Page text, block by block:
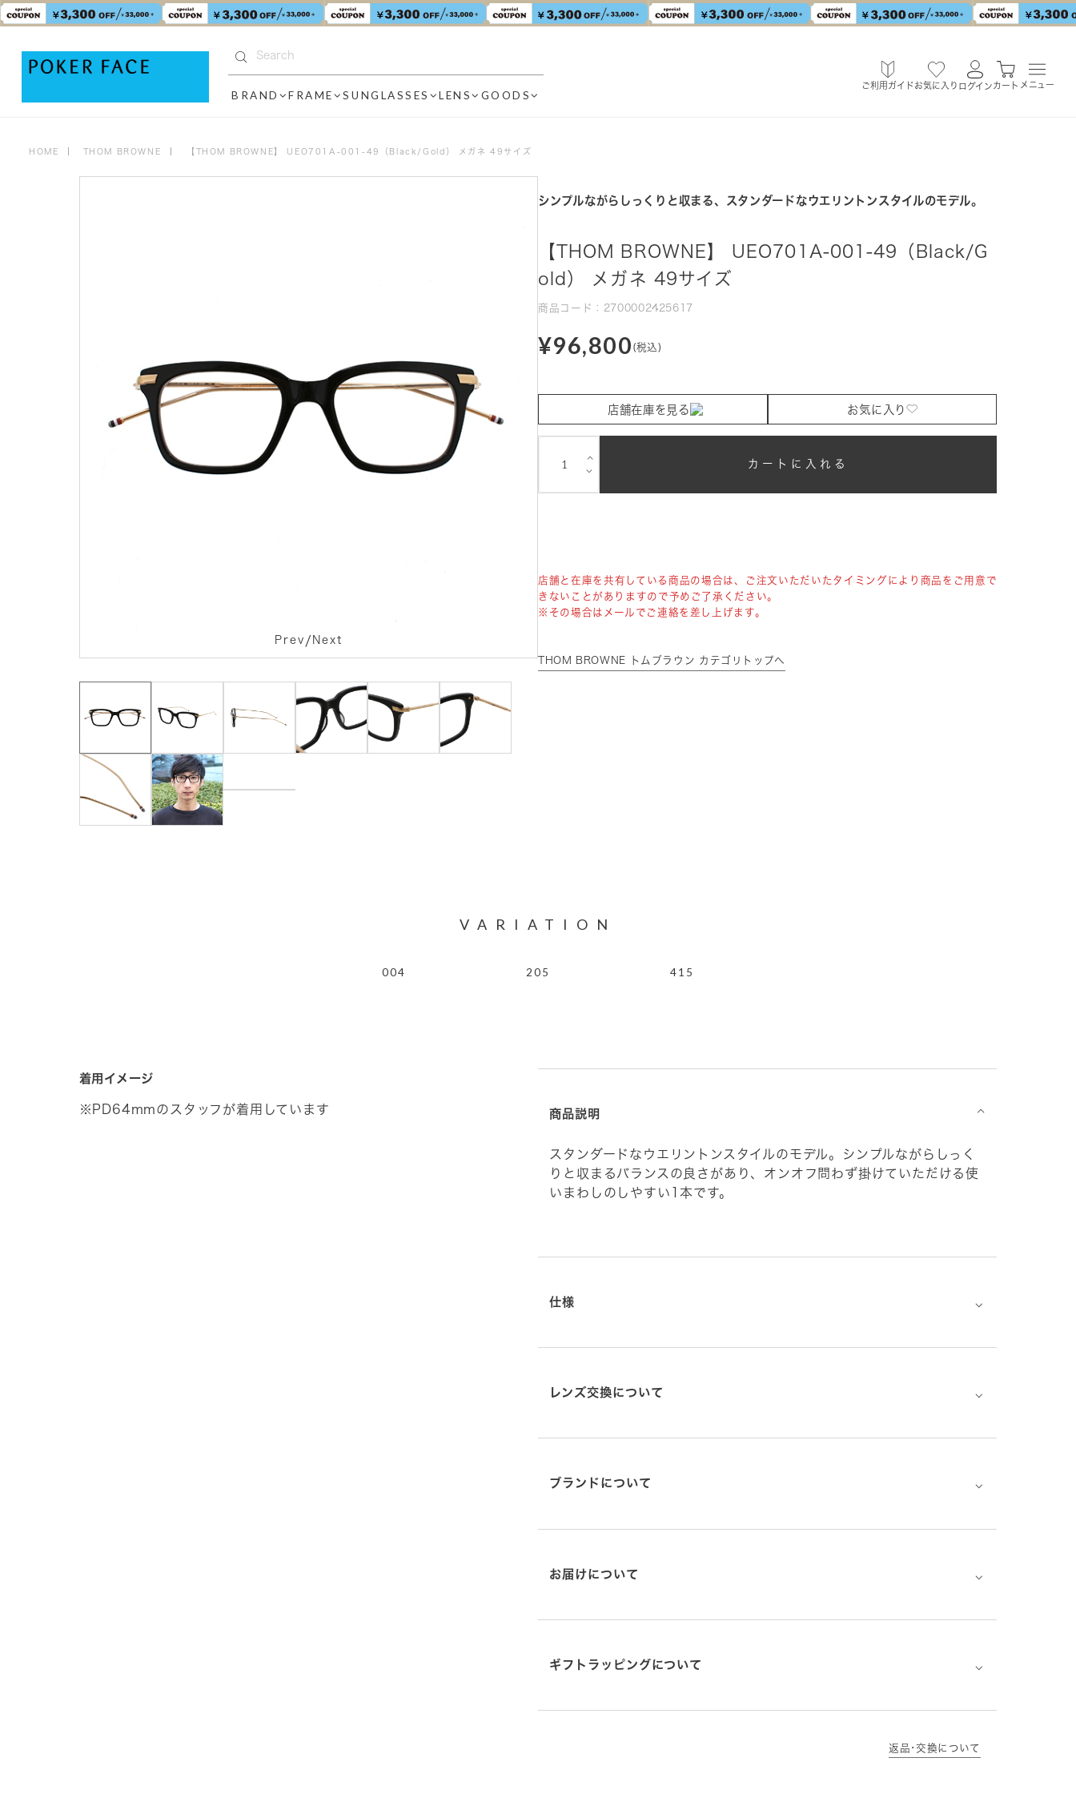
BRAND FRAME SUNGLASSES LENS GOODS
ご利用ガイドお気に入り ログインカート メニュー
HOME THOM BROWNE 【THOM BROWNE】 UEO701A-001-49（Black/Gold） メガネ 49サイズ
Prev / Next
シンプルながらしっくりと収まる、スタンダードなウエリントンスタイルのモデル。
【THOM BROWNE】 UEO701A-001-49（Black/G
old） メガネ 49サイズ
商品コード：2700002425617
¥96,800 (税込)
店舗在庫を見る お気に入り
⌵
⌵
カートに入れる
店舗と在庫を共有している商品の場合は、ご注文いただいたタイミングにより商品をご用意で
きないことがありますので予めご了承ください。
※その場合はメールでご連絡を差し上げます。
THOM BROWNE トムブラウン カテゴリトップへ
VARIATION
004 205 415
着用イメージ
※PD64mmのスタッフが着用しています 商品説明 ⌵
スタンダードなウエリントンスタイルのモデル。シンプルながらしっく
りと収まるバランスの良さがあり、オンオフ問わず掛けていただける使
いまわしのしやすい1本です。
仕様 ⌵
レンズ交換について ⌵
ブランドについて ⌵
お届けについて ⌵
ギフトラッピングについて ⌵
返品･交換について